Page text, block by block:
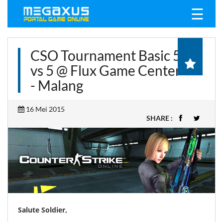
☰
CSO Tournament Basic 5
vs 5 @ Flux Game Center
- Malang
16 Mei 2015
SHARE :
Salute Soldier,